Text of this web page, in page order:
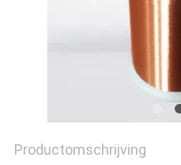
Productomschrijving